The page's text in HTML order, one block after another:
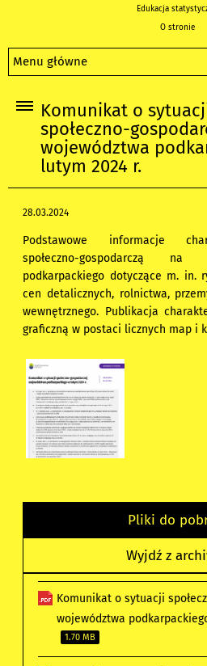
Edukacja
O stronie
Menu główne
Komunikat o
społeczno-
województwa
lutym 2024 r.
28.03.2024
Podstawowe informacje
społeczno-gospodarczą na
podkarpackiego dotyczące m. in.
cen detalicznych, rolnictwa,
wewnętrznego. Publikacja
graficzną w postaci licznych map i
Pliki do
Wyjdź z
Komunikat o sytuacji
województwa
1.70 MB